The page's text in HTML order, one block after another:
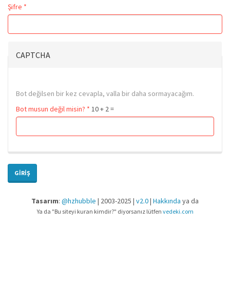
Şifre *
CAPTCHA
Bot değilsen bir kez cevapla, valla bir daha sormayacağım.
Bot musun değil misin? * 10 + 2 =
GIRIŞ
Tasarım: @hzhubble | 2003-2025 | v2.0| Hakkında ya da
Ya da "Bu siteyi kuran kimdir?" diyorsanız lütfen vedeki.com